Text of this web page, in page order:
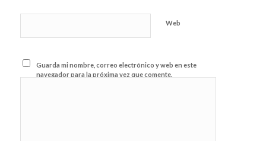
Web
Guarda mi nombre, correo electrónico y web en este
navegador para la próxima vez que comente.